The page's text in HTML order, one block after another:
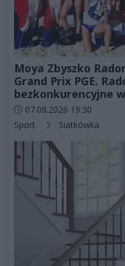
Moya Zbyszko
Grand Prix PGE.
bezkonkurencyjne
Data dodania artykułu:
07.08.2026 19:30
Kategorie artykułu:
Sport Siatkówka